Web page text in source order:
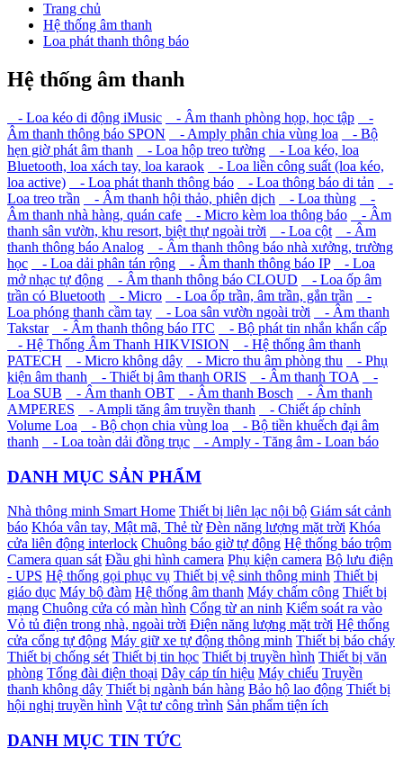
Trang chủ
Hệ thống âm thanh
Loa phát thanh thông báo
Hệ thống âm thanh
- Loa kéo di động iMusic - Âm thanh phòng họp, học tập
-
Âm thanh thông báo SPON
- Amply phân chia vùng loa
- Bộ
hẹn giờ phát âm thanh
- Loa hộp treo tường
- Loa kéo, loa
Bluetooth, loa xách tay, loa karaok
- Loa liền công suất (loa kéo,
loa active)
- Loa phát thanh thông báo - Loa thông báo di tản
-
Loa treo trần
- Âm thanh hội thảo, phiên dịch - Loa thùng
-
Âm thanh nhà hàng, quán cafe
- Micro kèm loa thông báo
- Âm
thanh sân vườn, khu resort, biệt thự ngoài trời
- Loa cột
- Âm
thanh thông báo Analog
- Âm thanh thông báo nhà xưởng, trường
học
- Loa dải phân tán rộng - Âm thanh thông báo IP
- Loa
mở nhạc tự động
- Âm thanh thông báo CLOUD
- Loa ốp âm
trần có Bluetooth
- Micro - Loa ốp trần, âm trần, gắn trần
-
Loa phóng thanh cầm tay
- Loa sân vườn ngoài trời
- Âm thanh
Takstar
- Âm thanh thông báo ITC
- Bộ phát tin nhắn khẩn cấp
- Hệ Thống Âm Thanh HIKVISION
- Hệ thống âm thanh
PATECH
- Micro không dây - Micro thu âm phòng thu
- Phụ
kiện âm thanh
- Thiết bị âm thanh ORIS - Âm thanh TOA
-
Loa SUB
- Âm thanh OBT - Âm thanh Bosch
- Âm thanh
AMPERES
- Ampli tăng âm truyền thanh
- Chiết áp chỉnh
Volume Loa
- Bộ chọn chia vùng loa
- Bộ tiền khuếch đại âm
thanh
- Loa toàn dải đồng trục - Amply - Tăng âm - Loan báo
DANH MỤC SẢN PHẨM
Nhà thông minh Smart Home Thiết bị liên lạc nội bộ Giám sát cảnh
báo Khóa vân tay, Mật mã, Thẻ từ Đèn năng lượng mặt trời Khóa
cửa liên động interlock Chuông báo giờ tự động Hệ thống báo trộm
Camera quan sát Đầu ghi hình camera Phụ kiện camera Bộ lưu điện
- UPS Hệ thống gọi phục vụ Thiết bị vệ sinh thông minh Thiết bị
giáo dục Máy bộ đàm Hệ thống âm thanh Máy chấm công Thiết bị
mạng Chuông cửa có màn hình Cổng từ an ninh Kiểm soát ra vào
Vỏ tủ điện trong nhà, ngoài trời Điện năng lượng mặt trời Hệ thống
cửa cổng tự động Máy giữ xe tự động thông minh Thiết bị báo cháy
Thiết bị chống sét Thiết bị tin học Thiết bị truyền hình Thiết bị văn
phòng Tổng đài điện thoại Dây cáp tín hiệu Máy chiếu Truyền
thanh không dây Thiết bị ngành bán hàng Bảo hộ lao động Thiết bị
hội nghị truyền hình Vật tư công trình Sản phẩm tiện ích
DANH MỤC TIN TỨC